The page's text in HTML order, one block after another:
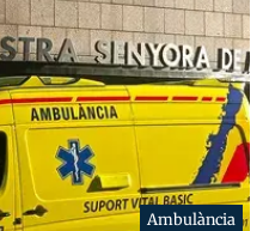
Ambulància